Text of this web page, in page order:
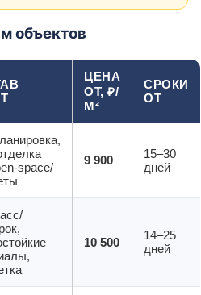
объектов
ЦЕНА
ОТ, ₽/
М²
СРОКИ
ОТ
space/
9 900
15–30
дней
10 500
14–25
дней